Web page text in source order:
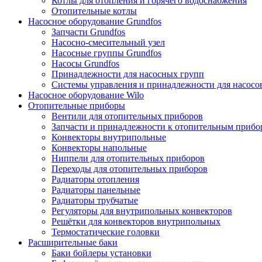
Отопительные котлы
Насосное оборудование Grundfos
Запчасти Grundfos
Насосно-смесительный узел
Насосные группы Grundfos
Насосы Grundfos
Принадлежности для насосных групп
Системы управления и принадлежности для
Насосное оборудование Wilo
Отопительные приборы
Вентили для отопительных приборов
Запчасти и принадлежности к отопительным
Конвекторы внутрипольные
Конвекторы напольные
Ниппели для отопительных приборов
Переходы для отопительных приборов
Радиаторы отопления
Радиаторы панельные
Радиаторы трубчатые
Регуляторы для внутрипольных конвекторов
Решётки для конвекторов внутрипольных
Термостатические головки
Расширительные баки
Баки бойлеры установки